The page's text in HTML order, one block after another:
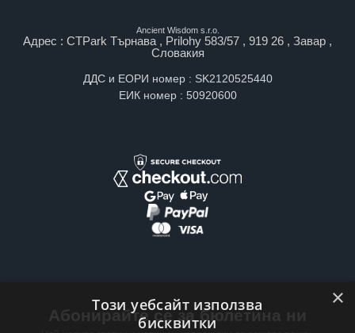
Ancient Wisdom s.r.o.
Адрес : CTPark Търнава , Prilohy 583/57 , 919 26 , Завар ,
Словакия
ДДС и ЕОРИ номер : SK2120525440
ЕИК номер : 50920600
Абонирайте се за бюлетина ни
×
Този уебсайт използва
бисквитки